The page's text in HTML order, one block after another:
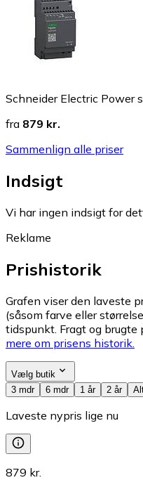
Schneider Electric Power
fra 879 kr.
Sammenlign alle priser
Indsigt
Vi har ingen indsigt for
Reklame
Prishistorik
Grafen viser den laveste
(såsom farve eller
tidspunkt. Fragt og brugte
mere om prisens historik.
Vælg butik
3 mdr
6 mdr 1 år 2 år
Laveste nypris lige nu
879 kr.